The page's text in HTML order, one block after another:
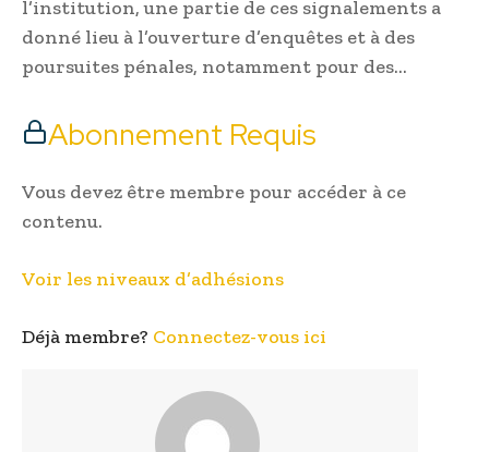
l’institution, une partie de ces signalements a
donné lieu à l’ouverture d’enquêtes et à des
poursuites pénales, notamment pour des…
Abonnement Requis
Vous devez être membre pour accéder à ce
contenu.
Voir les niveaux d’adhésions
Déjà membre? Connectez-vous ici